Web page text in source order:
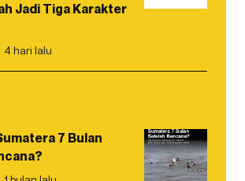
Jadi Tiga Karakter
4 hari lalu
7 Bulan